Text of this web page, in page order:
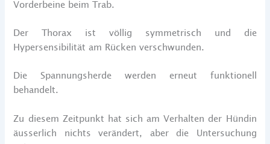
Vorderbeine beim Trab.
Der Thorax ist völlig symmetrisch und die
Hypersensibilität am Rücken verschwunden.
Die Spannungsherde werden erneut funktionell
behandelt.
Zu diesem Zeitpunkt hat sich am Verhalten der Hündin
äusserlich nichts verändert, aber die Untersuchung